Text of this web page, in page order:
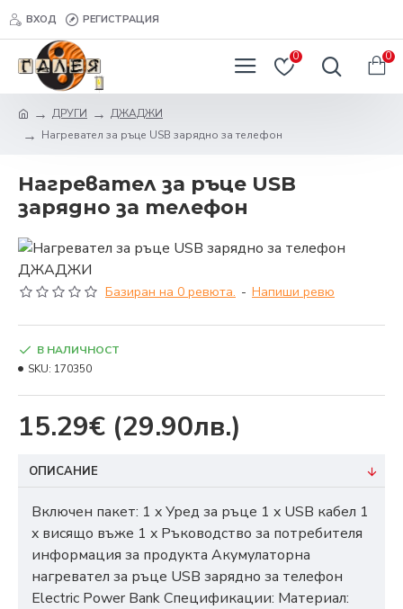
ВХОД РЕГИСТРАЦИЯ
0 0
ДРУГИ
ДЖАДЖИ
Hагревател за ръце USB зарядно за телефон
Hагревател за ръце USB
зарядно за телефон
Базиран на 0 ревюта. - Напиши ревю
15.29€ (29.90лв.)
В НАЛИЧНОСТ
SKU: 170350
ОПИСАНИЕ
Включен пакет: 1 x Уред за ръце 1 x USB кабел 1
x висящо въже 1 x Ръководство за потребителя
информация за продукта Акумулаторна
нагревател за ръце USB зарядно за телефон
Electric Power Bank Спецификации: Материал: